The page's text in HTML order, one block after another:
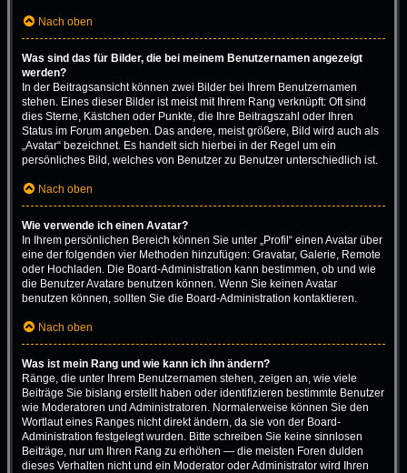
Nach oben
Was sind das für Bilder, die bei meinem Benutzernamen angezeigt
werden?
In der Beitragsansicht können zwei Bilder bei Ihrem Benutzernamen
stehen. Eines dieser Bilder ist meist mit Ihrem Rang verknüpft: Oft sind
dies Sterne, Kästchen oder Punkte, die Ihre Beitragszahl oder Ihren
Status im Forum angeben. Das andere, meist größere, Bild wird auch als
„Avatar“ bezeichnet. Es handelt sich hierbei in der Regel um ein
persönliches Bild, welches von Benutzer zu Benutzer unterschiedlich ist.
Nach oben
Wie verwende ich einen Avatar?
In Ihrem persönlichen Bereich können Sie unter „Profil“ einen Avatar über
eine der folgenden vier Methoden hinzufügen: Gravatar, Galerie, Remote
oder Hochladen. Die Board-Administration kann bestimmen, ob und wie
die Benutzer Avatare benutzen können. Wenn Sie keinen Avatar
benutzen können, sollten Sie die Board-Administration kontaktieren.
Nach oben
Was ist mein Rang und wie kann ich ihn ändern?
Ränge, die unter Ihrem Benutzernamen stehen, zeigen an, wie viele
Beiträge Sie bislang erstellt haben oder identifizieren bestimmte Benutzer
wie Moderatoren und Administratoren. Normalerweise können Sie den
Wortlaut eines Ranges nicht direkt ändern, da sie von der Board-
Administration festgelegt wurden. Bitte schreiben Sie keine sinnlosen
Beiträge, nur um Ihren Rang zu erhöhen — die meisten Foren dulden
dieses Verhalten nicht und ein Moderator oder Administrator wird Ihren